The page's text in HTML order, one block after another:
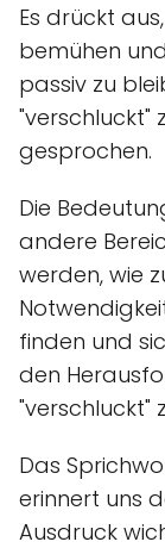
Es drückt
bemühen
passiv zu
"verschluckt"
gesprochen.
Die
andere
werden, wie
finden und
den
"verschluckt"
Das
erinnert uns
Ausdruck